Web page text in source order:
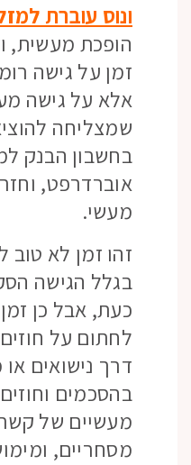
ונוס עוברת
הופכת מעשית,
זמן על גישה
אלא על גישה
שמצליחה
בחשבון הבנק
אוברדרפט,
מעשי.
זהו זמן לא טוב
בגלל הגישה
כעת, אבל כן
לחתום על
דרך נישואים
בהסכמים
מעשיים של
מסחריים,